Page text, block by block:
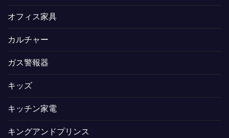
オフィス家具
カルチャー
ガス警報器
キッズ
キッチン家電
キングアンドプリンス